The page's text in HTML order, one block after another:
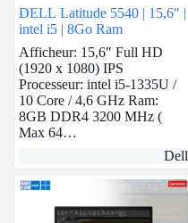
DELL Latitude 5540 | 15,6″ |
intel i5 | 8Go Ram
Afficheur: 15,6″ Full HD
(1920 x 1080) IPS
Processeur: intel i5-1335U /
10 Core / 4,6 GHz Ram:
8GB DDR4 3200 MHz (
Max 64…
Dell